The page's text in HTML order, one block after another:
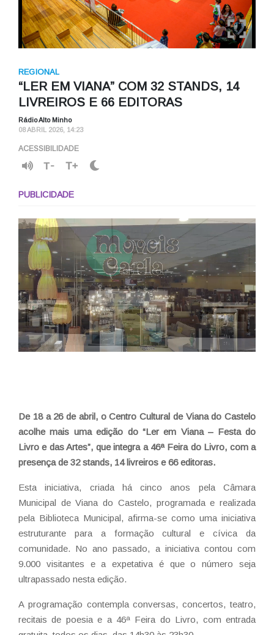
REGIONAL
“LER EM VIANA” COM 32 STANDS, 14
LIVREIROS E 66 EDITORAS
Rádio Alto Minho
08 ABRIL 2026, 14:23
ACESSIBILIDADE
T- T+
PUBLICIDADE
De 18 a 26 de abril, o Centro Cultural de Viana do Castelo
acolhe mais uma edição do “Ler em Viana – Festa do
Livro e das Artes”, que integra a 46ª Feira do Livro, com a
presença de 32 stands, 14 livreiros e 66 editoras.
Esta iniciativa, criada há cinco anos pela Câmara
Municipal de Viana do Castelo, programada e realizada
pela Biblioteca Municipal, afirma-se como uma iniciativa
estruturante para a formação cultural e cívica da
comunidade. No ano passado, a iniciativa contou com
9.000 visitantes e a expetativa é que o número seja
ultrapassado nesta edição.
A programação contempla conversas, concertos, teatro,
recitais de poesia e a 46ª Feira do Livro, com entrada